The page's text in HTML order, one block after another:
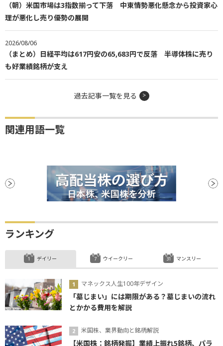
（朝）米国市場は3指数揃って下落 中東情勢悪化懸念から投資家心
理が悪化し売り優勢の展開
2026/08/06
（まとめ）日経平均は617円安の65,683円で反落 半導体株に売り
も好業績銘柄が支え
過去記事一覧を見る
関連用語一覧
ランキング
デイリー
マネックス人生100年デザイン
「墓じまい」には期限がある？墓じまいの流れ
とかかる費用を解説
米国株、業界動向と銘柄解説
【米国株：銘柄発掘】業績上振れ5銘柄、パラ
ウイークリー マンスリー